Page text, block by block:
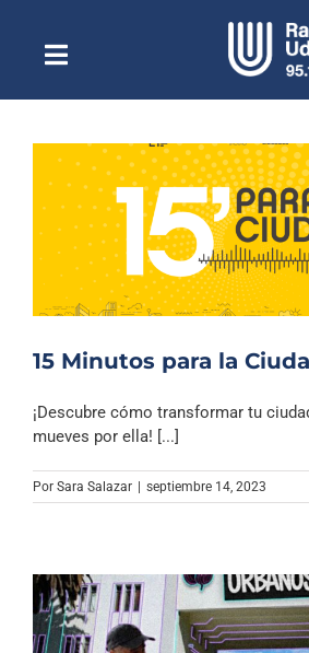
contenidoToggle
NavigationEscuchar Radio UdeC
Quiénes Somos
Programación
Podcast
Noticias
Columnas
Música Clásica
Archivo Sonoro
15 Minutos para la
¡Descubre cómo transformar tu
mueves por ella! [...]
Por Sara Salazar | septiembre 14, 2023